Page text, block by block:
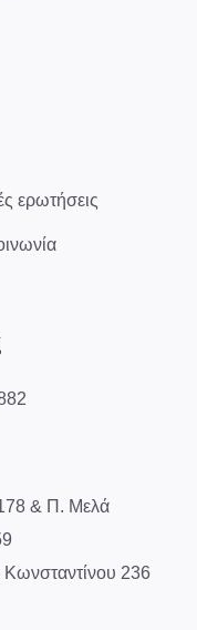
ερωτήσεις
& Π. Μελά
236